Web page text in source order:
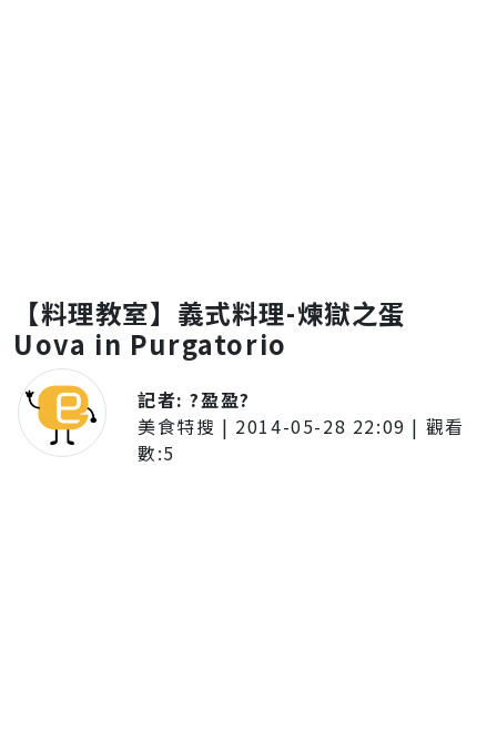
【料理教室】義式料理-煉獄之蛋
Uova in Purgatorio
記者:?盈盈?
美食特搜 | 2014-05-28 22:09 | 觀看
數:5